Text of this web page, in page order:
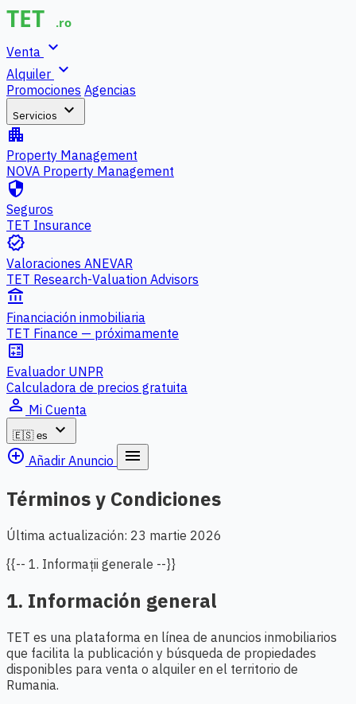
Venta expand_more
Alquiler expand_more
Promociones Agencias
Servicios expand_more
apartment
Property Management
NOVA Property Management
security
Seguros
TET Insurance
verified
Valoraciones ANEVAR
TET Research-Valuation Advisors
account_balance
Financiación inmobiliaria
TET Finance — próximamente
calculate
Evaluador UNPR
Calculadora de precios gratuita
person_outline Mi Cuenta
🇪🇸 es
expand_more
add_circle_outline Añadir Anuncio menu
Términos y Condiciones
Última actualización: 23 martie 2026
{{-- 1. Informații generale --}}
1. Información general
TET es una plataforma en línea de anuncios inmobiliarios
que facilita la publicación y búsqueda de propiedades
disponibles para venta o alquiler en el territorio de
Rumania.